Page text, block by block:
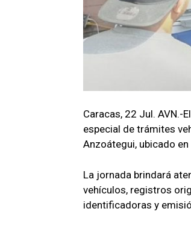
Caracas, 22 Jul. AVN.-
especial de trámites
Anzoátegui, ubicado
La jornada brindará
vehículos, registros
identificadoras y